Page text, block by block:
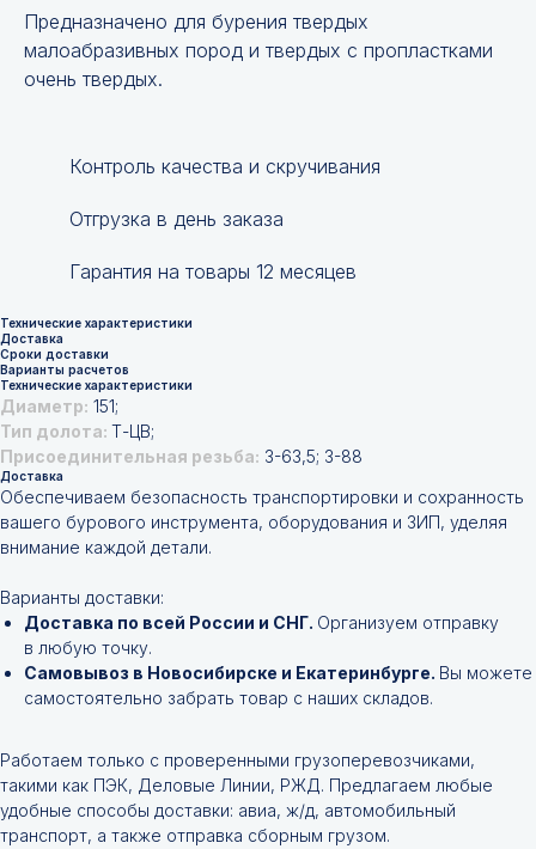
Предназначено для бурения твердых
малоабразивных пород и твердых с пропластками
очень твердых.
Контроль качества и скручивания
Отгрузка в день заказа
Гарантия на товары 12 месяцев
Технические характеристики
Доставка
Сроки доставки
Варианты расчетов
Технические характеристики
Диаметр: 151;
Тип долота: Т-ЦВ;
Присоединительная резьба: 3-63,5; 3-88
Доставка
Обеспечиваем безопасность транспортировки и сохранность
вашего бурового инструмента, оборудования и ЗИП, уделяя
внимание каждой детали.
Варианты доставки:
Доставка по всей России и СНГ. Организуем отправку
в любую точку.
Самовывоз в Новосибирске и Екатеринбурге. Вы можете
самостоятельно забрать товар с наших складов.
Работаем только с проверенными грузоперевозчиками,
такими как ПЭК, Деловые Линии, РЖД. Предлагаем любые
удобные способы доставки: авиа, ж/д, автомобильный
транспорт, а также отправка сборным грузом.